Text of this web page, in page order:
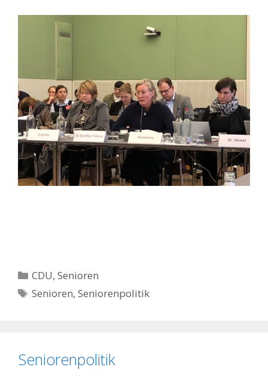
Kategorien
CDU,Senioren
Schlagwörter
Senioren,Seniorenpolitik
Seniorenpolitik